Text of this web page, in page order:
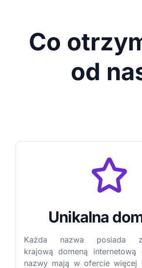
Co
od
Unikalna
Każda nazwa posiada
krajową domeną internetową
nazwy mają w ofercie więcej